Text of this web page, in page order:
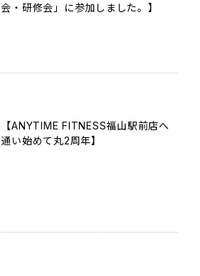
会・研修会」に参加しました。】
【ANYTIME FITNESS福山駅前店へ
通い始めて丸2周年】